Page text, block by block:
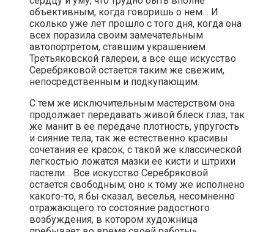
объективным, когда говоришь о нем… И
сколько уже лет прошло с того дня, когда она
всех поразила своим замечательным
автопортретом, ставшим украшением
Третьяковской галереи, а все еще искусство
Серебряковой остается таким же свежим,
непосредственным и подкупающим.
С тем же исключительным мастерством она
продолжает передавать живой блеск глаз, так
же манит в ее передаче плотность, упругость
и сияние тела, так же естественно красивы
сочетания ее красок, с такой же классической
легкостью ложатся мазки ее кисти и штрихи
пастели… Все искусство Серебряковой
остается свободным; оно к тому же исполнено
какого-то, я бы сказал, веселья, несомненно
отражающего то состояние радостного
возбуждения, в котором художница